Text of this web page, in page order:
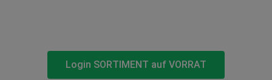
Login SORTIMENT auf VORRAT